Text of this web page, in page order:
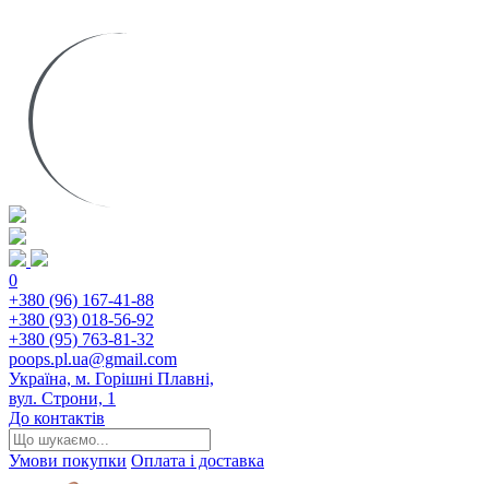
0
+380 (96) 167-41-88
+380 (93) 018-56-92
+380 (95) 763-81-32
poops.pl.ua@gmail.com
Україна, м. Горішні Плавні,
вул. Строни, 1
До контактів
Умови покупки Оплата і доставка